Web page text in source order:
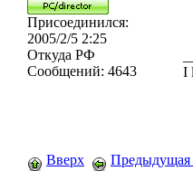
Присоединился:
2005/2/5 2:25
Откуда РФ
Сообщений: 4643
I
Вверх Предыдущая